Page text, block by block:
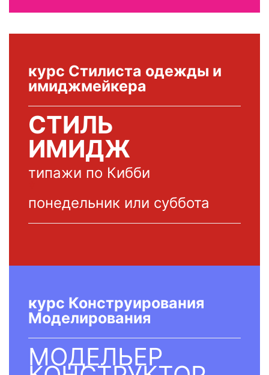
курс Стилиста одежды и
имиджмейкера
СТИЛЬ
ИМИДЖ
типажи по Кибби
понедельник или суббота
курс Конструирования
Моделирования
МОДЕЛЬЕР